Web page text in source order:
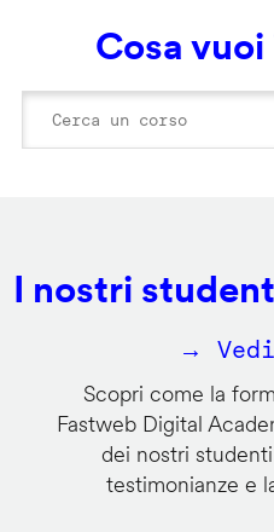
Cosa
I nostri
→
Scopri come la
Fastweb Digital
dei nostri
testimonianze e